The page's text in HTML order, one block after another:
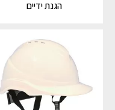
הגנת ידיים